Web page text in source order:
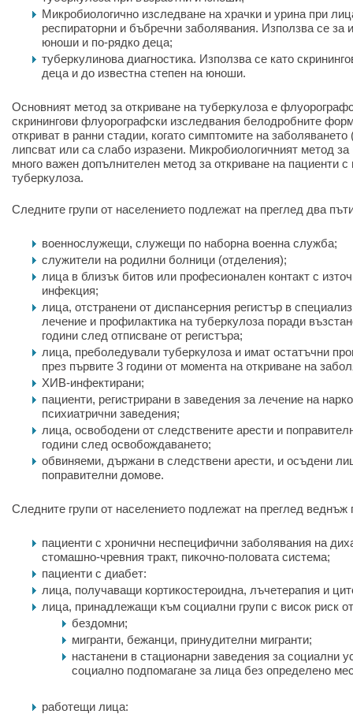
Микробиологично изследване на храчки и урина при
респираторни и бъбречни заболявания. Използва се за
юноши и по-рядко деца;
туберкулинова диагностика. Използва се като
деца и до известна степен на юноши.
Основният метод за откриване на туберкулоза е
скринингови флуорографски изследвания белодробните
откриват в ранни стадии, когато симптомите на
липсват или са слабо изразени. Микробиологичният метод
много важен допълнителен метод за откриване на пациенти
туберкулоза.
Следните групи от населението подлежат на преглед два
военнослужещи, служещи по наборна военна служба;
служители на родилни болници (отделения);
лица в близък битов или професионален контакт с
инфекция;
лица, отстранени от диспансерния регистър в
лечение и профилактика на туберкулоза поради
години след отписване от регистъра;
лица, преболедували туберкулоза и имат остатъчни
през първите 3 години от момента на откриване на
ХИВ-инфектирани;
пациенти, регистрирани в заведения за лечение на
психиатрични заведения;
лица, освободени от следствените арести и
години след освобождаването;
обвиняеми, държани в следствени арести, и осъдени
поправителни домове.
Следните групи от населението подлежат на преглед веднъж
пациенти с хронични неспецифични заболявания на
стомашно-чревния тракт, пикочно-половата система;
пациенти с диабет:
лица, получаващи кортикостероидна, лъчетерапия и
лица, принадлежащи към социални групи с висок риск
бездомни;
мигранти, бежанци, принудителни мигранти;
настанени в стационарни заведения за социални
социално подпомагане за лица без определено
работещи лица: